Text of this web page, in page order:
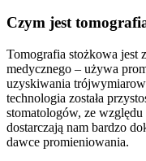
Czym jest
Tomografia stożkowa jest
medycznego – używa
uzyskiwania
technologia została
stomatologów, ze
dostarczają nam bardzo
dawce promieniowania.